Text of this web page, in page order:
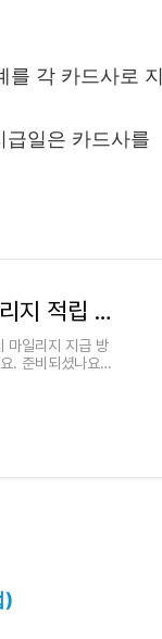
를 각 카드사로 지
일은 카드사를
알뜰교통카드 카드사별 결제일 마일리지 적립 및 지급 방법
마일리지 지급 방
. 준비되셨나요?
)